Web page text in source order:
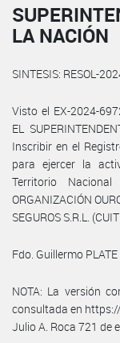
LA NACIÓN
SINTESIS: RESOL-
Visto el EX-2024-
EL
Inscribir en el
para ejercer la
Territorio
ORGANIZACIÓN
SEGUROS S.R.L.
Fdo. Guillermo
NOTA: La versión
consultada en
Julio A. Roca 721 de